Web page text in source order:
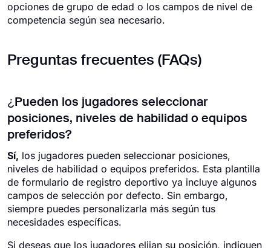
opciones de grupo de edad o los campos de nivel de
competencia según sea necesario.
Preguntas frecuentes (FAQs)
¿Pueden los jugadores seleccionar
posiciones, niveles de habilidad o equipos
preferidos?
Sí, los jugadores pueden seleccionar posiciones,
niveles de habilidad o equipos preferidos. Esta plantilla
de formulario de registro deportivo ya incluye algunos
campos de selección por defecto. Sin embargo,
siempre puedes personalizarla más según tus
necesidades específicas.
Si deseas que los jugadores elijan su posición, indiquen